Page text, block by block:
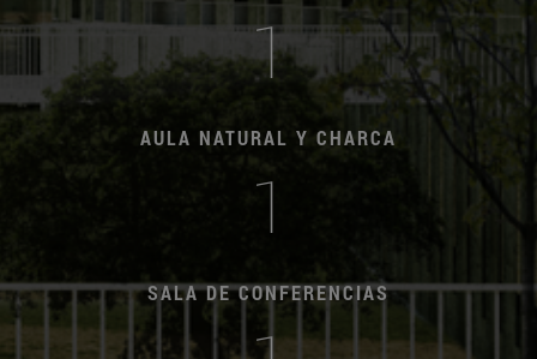
1
AULA NATURAL Y CHARCA
1
SALA DE CONFERENCIAS